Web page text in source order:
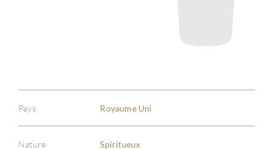
Pays Royaume Uni
Nature Spiritueux